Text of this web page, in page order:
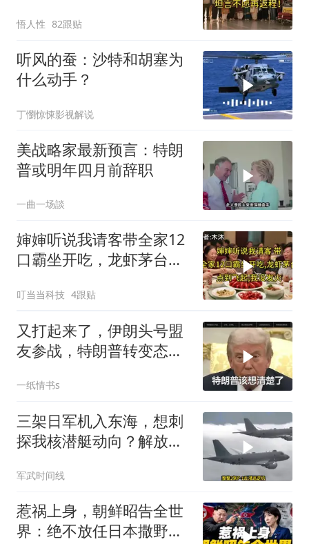
悟人性 82跟贴
听风的蚕：沙特和胡塞为
什么动手？
丁懰惊悚影视解说
美战略家最新预言：特朗
普或明年四月前辞职
一曲一场談
婶婶听说我请客带全家12
口霸坐开吃，龙虾茅台点
叮当当科技 4跟贴
又打起来了，伊朗头号盟
友参战，特朗普转变态
一纸情书s
三架日军机入东海，想刺
探我核潜艇动向？解放军
军武时间线
惹祸上身，朝鲜昭告全世
界：绝不放任日本撒野！